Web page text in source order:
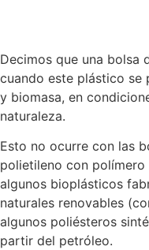
Decimos que una bolsa
cuando este plástico se
y biomasa, en
naturaleza.
Esto no ocurre con las
polietileno con
algunos bioplásticos
naturales renovables
algunos poliésteros
partir del petróleo.